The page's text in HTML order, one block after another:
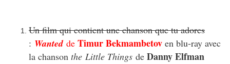
Un film qui contient une chanson que tu adores
: Wanted de Timur Bekmambetov en blu-ray avec
la chanson the Little Things de Danny Elfman